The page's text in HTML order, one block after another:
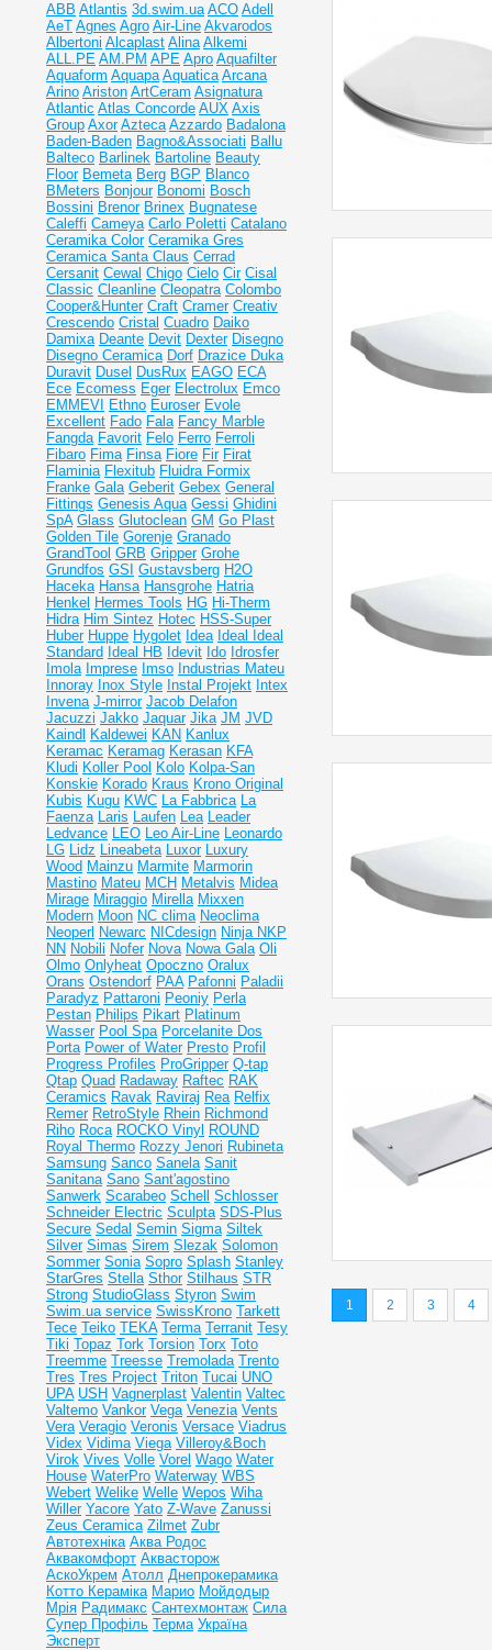
1 2 3 4
ABB Atlantis 3d.swim.ua ACO Adell
AeT Agnes Agro Air-Line Akvarodos
Albertoni Alcaplast Alina Alkemi
ALL.PE AM.PM APE Apro Aquafilter
Aquaform Aquapa Aquatica Arcana
Arino Ariston ArtCeram Asignatura
Atlantic Atlas Concorde AUX Axis
Group Axor Azteca Azzardo Badalona
Baden-Baden Bagno&Associati Ballu
Balteco Barlinek Bartoline Beauty
Floor Bemeta Berg BGP Blanco
BMeters Bonjour Bonomi Bosch
Bossini Brenor Brinex Bugnatese
Caleffi Cameya Carlo Poletti Catalano
Ceramika Color Ceramika Gres
Ceramiсa Santa Claus Cerrad
Cersanit Cewal Chigo Cielo Cir Cisal
Classic Cleanline Cleopatra Colombo
Cooper&Hunter Craft Cramer Creativ
Crescendo Cristal Cuadro Daiko
Damixa Deante Devit Dexter Disegno
Disegno Ceramica Dorf Drazice Duka
Duravit Dusel DusRux EAGO ECA
Ece Ecomess Eger Electrolux Emco
EMMEVI
Ethno Euroser Evole
Excellent Fado Fala Fancy Marble
Fangda Favorit Felo Ferro Ferroli
Fibaro Fima Finsa Fiore Fir Firat
Flaminia Flexitub Fluidra Formix
Franke Gala Geberit Gebex General
Fittings Genesis Aqua Gessi Ghidini
SpA Glass Glutoclean GM Go Plast
Golden Tile Gorenje Granado
GrandTool GRB Gripper Grohe
Grundfos GSI Gustavsberg H2O
Haceka Hansa Hansgrohe Hatria
Henkel Hermes Tools HG Hi-Therm
Hidra Him Sintez Hotec HSS-Super
Huber Huppe Hygolet Idea Ideal
Ideal
Standard Ideal НВ Idevit Ido Idrosfer
Imola Imprese Imso Industrias Mateu
Innoray Inox Style Instal Projekt Intex
Invena J-mirror Jacob Delafon
Jacuzzi Jakko Jaquar Jika JM JVD
Kaindl
Kaldewei KAN Kanlux
Keramac Keramag Kerasan KFA
Kludi Koller Pool Kolo Kolpa-San
Konskie Korado Kraus Krono Original
Kubis Kugu KWC La Fabbrica La
Faenza Laris Laufen Lea Leader
Ledvance LEO Leo Air-Line Leonardo
LG Lidz Lineabeta Luxor Luxury
Wood Mainzu Marmite Marmorin
Mastino Mateu MCH Metalvis Midea
Mirage Miraggio Mirella Mixxen
Modern Moon NC clima Neoclima
Neoperl Newarc NICdesign Ninja NKP
NN Nobili Nofer Nova Nowa Gala Oli
Olmo Onlyheat Opoczno Oralux
Orans Ostendorf PAA Pafonni Paladii
Paradyz Pattaroni Peoniy Perla
Pestan Philips Pikart Platinum
Wasser Pool Spa Porcelanite Dos
Porta Power of Water Presto Profil
Progress Profiles ProGripper Q-tap
Qtap Quad Radaway Raftec RAK
Ceramics Ravak Raviraj Rea Relfix
Remer RetroStyle Rhein Richmond
Riho Roca ROCKO Vinyl ROUND
Royal Thermo Rozzy Jenori Rubineta
Samsung Sanco Sanela Sanit
Sanitana Sano Sant'agostino
Sanwerk Scarabeo Schell
Schlosser
Schneider Electric Sculpta SDS-Plus
Secure Sedal Semin Sigma Siltek
Silver Simas Sirem Slezak Solomon
Sommer Sonia Sopro Splash Stanley
StarGres Stella Sthor Stilhaus STR
Strong StudioGlass Styron Swim
Swim.ua service SwissKrono Tarkett
Tece Teiko TEKA Terma Terranit Tesy
Tiki Topaz Tork Torsion Torx Toto
Treemme Treesse Tremolada Trento
Tres Tres Project Triton Tucai UNO
UPA USH Vagnerplast Valentin Valtec
Valtemo Vankor Vega Venezia Vents
Vera Veragio Veronis Versace Viadrus
Videx Vidima Viega Villeroy&Boch
Virok Vives Volle Vorel Wago Water
House WaterPro Waterway WBS
Webert Welike Welle Wepos Wiha
Willer Yacore Yato Z-Wave Zanussi
Zeus Ceramica Zilmet Zubr
Автотехніка Аква Родос
Аквакомфорт Аквасторож
АскоУкрем Атолл Днепрокерамика
Котто Кераміка Марио Мойдодыр
Мрія Радимакс Сантехмонтаж Сила
Супер Профіль Терма Україна
Эксперт